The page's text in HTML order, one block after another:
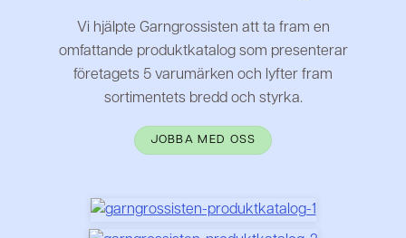
Vi hjälpte Garngrossisten att ta fram en
omfattande produktkatalog som presenterar
företagets 5 varumärken och lyfter fram
sortimentets bredd och styrka.
JOBBA MED OSS